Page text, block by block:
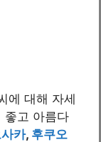
에 대해 자세
좋고 아름다
카, 후쿠오